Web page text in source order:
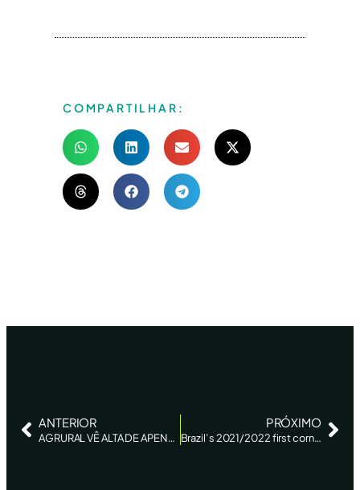
COMPARTILHAR:
ANTERIOR
AGRURAL VÊ ALTA DE APENAS 0,6% NO PLANTIO DA 1ª SAFRA 21/22 DE MILHO DO CENTRO-SUL – REUTERS
PRÓXIMO
Brazil’s 2021/2022 first corn area seen growing marginally – Reuters News